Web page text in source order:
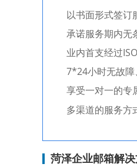
以书面形式签订
承诺服务期内无
业内首支经过
7*24小时无故
享受一对一的专
多渠道的服务方
菏泽企业邮箱解